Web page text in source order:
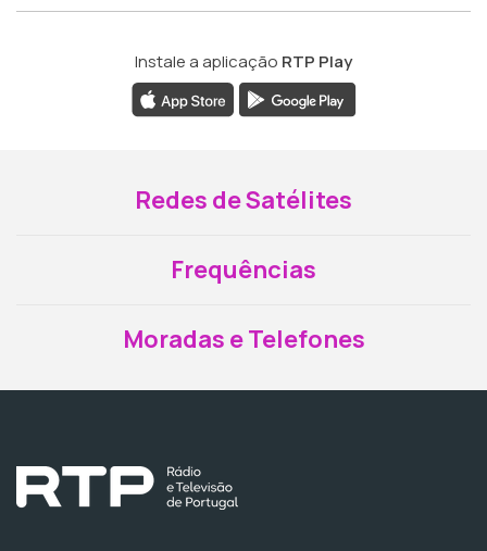
Instale a aplicação RTP Play
Redes de Satélites
Frequências
Moradas e Telefones